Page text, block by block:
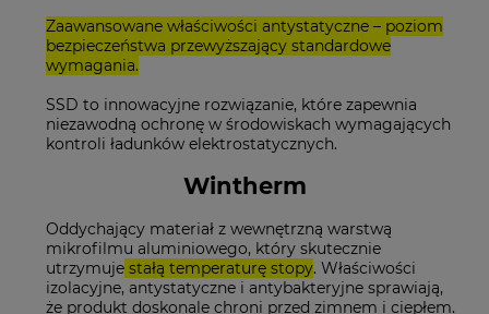
Zaawansowane właściwości antystatyczne – poziom
bezpieczeństwa przewyższający standardowe
wymagania.
SSD to innowacyjne rozwiązanie, które zapewnia
niezawodną ochronę w środowiskach wymagających
kontroli ładunków elektrostatycznych.
Wintherm
Oddychający materiał z wewnętrzną warstwą
mikrofilmu aluminiowego, który skutecznie
utrzymujestałą temperaturę stopy. Właściwości
izolacyjne, antystatyczne i antybakteryjne sprawiają,
że produkt doskonale chroni przed zimnem i ciepłem.